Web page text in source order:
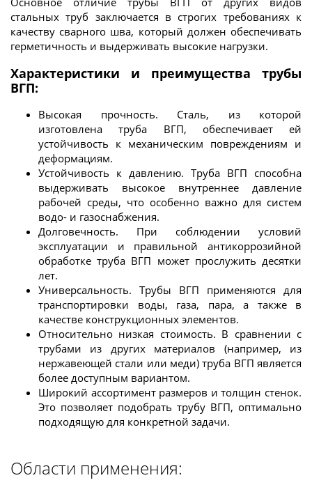
стальных труб заключается в строгих требованиях к
качеству сварного шва, который должен обеспечивать
герметичность и выдерживать высокие нагрузки.
Характеристики и преимущества трубы
ВГП:
Высокая прочность. Сталь, из которой
изготовлена труба ВГП, обеспечивает ей
устойчивость к механическим повреждениям и
деформациям.
Устойчивость к давлению. Труба ВГП способна
выдерживать высокое внутреннее давление
рабочей среды, что особенно важно для систем
водо- и газоснабжения.
Долговечность. При соблюдении условий
эксплуатации и правильной антикоррозийной
обработке труба ВГП может прослужить десятки
лет.
Универсальность. Трубы ВГП применяются для
транспортировки воды, газа, пара, а также в
качестве конструкционных элементов.
Относительно низкая стоимость. В сравнении с
трубами из других материалов (например, из
нержавеющей стали или меди) труба ВГП является
более доступным вариантом.
Широкий ассортимент размеров и толщин стенок.
Это позволяет подобрать трубу ВГП, оптимально
подходящую для конкретной задачи.
Области применения: